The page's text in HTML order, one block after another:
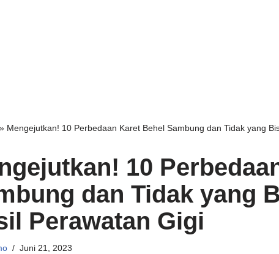
» Mengejutkan! 10 Perbedaan Karet Behel Sambung dan Tidak yang
10
dan Tidak yang
Perawatan Gigi
Juni 21, 2023